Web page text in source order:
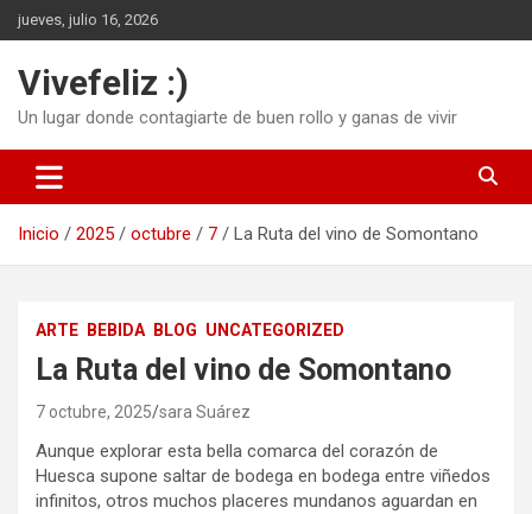
Saltar
al
jueves, julio 16, 2026
Vivefeliz :)
Un lugar donde contagiarte de buen rollo y ganas de vivir
Inicio 2025 octubre 7 La Ruta del vino de Somontano
ARTE BEBIDA BLOG UNCATEGORIZED
La Ruta del vino de Somontano
7 octubre, 2025 sara Suárez
Aunque explorar esta bella comarca del corazón de
Huesca supone saltar de bodega en bodega entre viñedos
infinitos, otros muchos placeres mundanos aguardan en